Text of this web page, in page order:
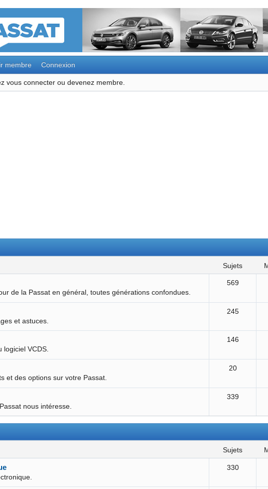
membre Connexion
vous connecter ou devenez membre.
sujets
de la Passat en général, toutes générations confondues.
569
et astuces.
245
logiciel VCDS.
146
et des options sur votre Passat.
20
nous intéresse.
339
sujets
330